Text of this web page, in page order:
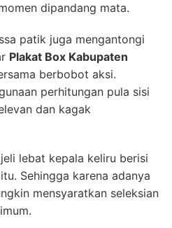
dipandang mata.
patik juga mengantongi
Plakat Box Kabupaten
berbobot aksi.
perhitungan pula sisi
dan kagak
lebat kepala keliru berisi
Sehingga karena adanya
mensyaratkan seleksian